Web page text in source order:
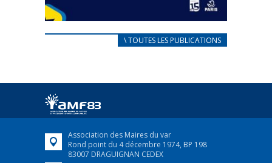
CARNET D’ACCUEIL
Afin d’accompagner au mieux les réfugiés
FEUILLETER
\ TOUTES LES PUBLICATIONS
Association des Maires du var
Rond point du 4 décembre 1974, BP 198
83007 DRAGUIGNAN CEDEX